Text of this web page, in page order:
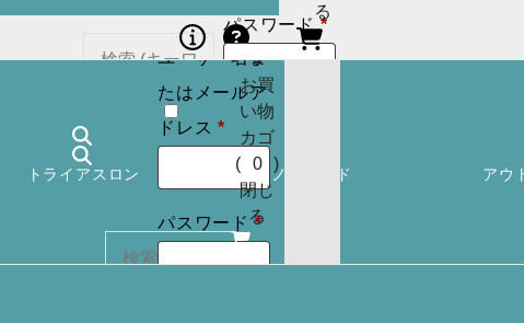
検索
パスワード*必
須
ログイン
状態を保存
ログイン
る
商品
トライアスロン スノーボード アウ
成しますか ?
ユーザー名ま
たはメールア
ドレス*必
須
パスワード*必
須
0
お買
い物
カゴ
(
0
)
閉じ
る